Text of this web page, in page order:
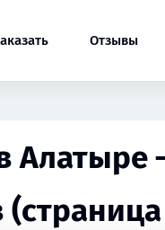
Отзывы
Алатыре